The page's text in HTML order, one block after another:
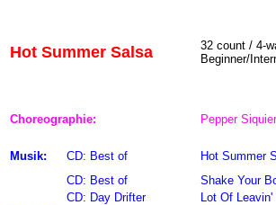
Hot Summer Salsa
32 count / 4-
Beginner/
Choreographie: Pepper
Musik: CD: Best of Hot Summer
CD: Best of
Shake Your
CD: Day Drifter
Lot Of